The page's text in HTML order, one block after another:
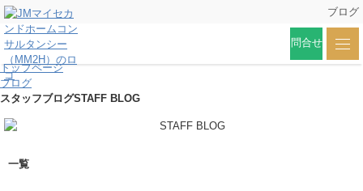
ブログ
問合せ
トップページ
ブログ
スタッフブログSTAFF BLOG
一覧